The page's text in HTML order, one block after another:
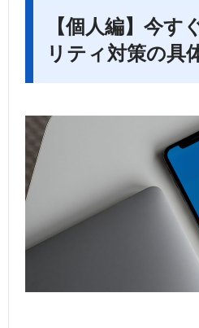
【個人編】今す
リティ対策の具